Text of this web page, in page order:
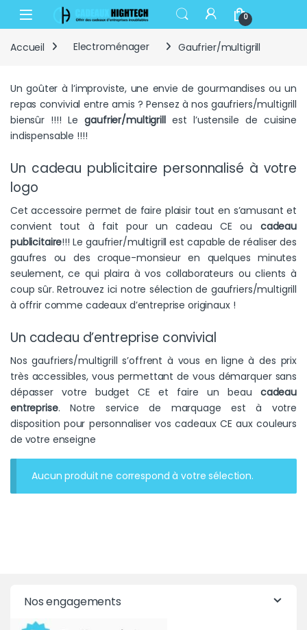
Skip to navigation
Skip to content
Open 0
Accueil Electroménager Gaufrier/multigrill
Un goûter à l’improviste, une envie de gourmandises ou un
repas convivial entre amis ? Pensez à nos gaufriers/multigrill
biensûr !!!! Legaufrier/multigrillest l’ustensile de cuisine
indispensable !!!!
Un cadeau publicitaire personnalisé à votre
logo
Cet accessoire permet de faire plaisir tout en s’amusant et
convient tout à fait pour un cadeau CE ou cadeau
publicitaire!!! Le gaufrier/multigrill est capable de réaliser des
gaufres ou des croque-monsieur en quelques minutes
seulement, ce qui plaira à vos collaborateurs ou clients à
coup sûr. Retrouvez ici notre sélection de gaufriers/multigrill
à offrir comme cadeaux d’entreprise originaux !
Un cadeau d’entreprise convivial
Nos gaufriers/multigrill s’offrent à vous en ligne à des prix
très accessibles, vous permettant de vous démarquer sans
dépasser votre budget CE et faire un beau cadeau
entreprise. Notre service de marquage est à votre
disposition pour personnaliser vos cadeaux CE aux couleurs
de votre enseigne
Aucun produit ne correspond à votre sélection.
Nos engagements